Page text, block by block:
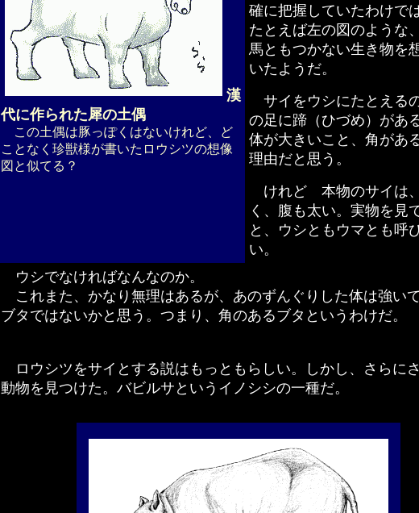
漢
代に作られた犀の土偶
この土偶は豚っぽくはないけれど、ど
ことなく珍獣様が書いたロウシツの想像
図と似てる？
確に把握していたわけで
たとえば左の図のような
馬ともつかない生き物を
いたようだ。
サイをウシにたとえる
の足に蹄（ひづめ）があ
体が大きいこと、角があ
理由だと思う。
けれど 本物のサイは
く、腹も太い。実物を見
と、ウシともウマとも呼
い。
ウシでなければなんなのか。
これまた、かなり無理はあるが、あのずんぐりした体は強い
ブタではないかと思う。つまり、角のあるブタというわけだ。
ロウシツをサイとする説はもっともらしい。しかし、さらに
動物を見つけた。バビルサというイノシシの一種だ。